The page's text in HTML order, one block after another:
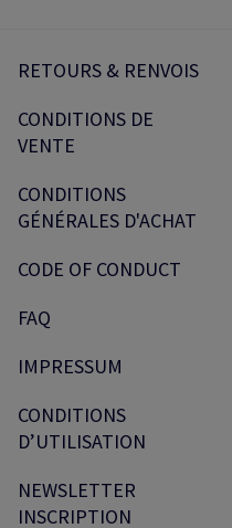
RETOURS & RENVOIS
CONDITIONS DE
VENTE
CONDITIONS
GÉNÉRALES D'ACHAT
CODE OF CONDUCT
FAQ
IMPRESSUM
CONDITIONS
D’UTILISATION
NEWSLETTER
INSCRIPTION